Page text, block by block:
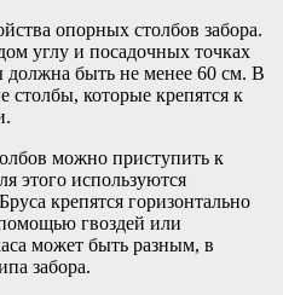
опорных столбов забора.
углу и посадочных точках
должна быть не менее 60 см. В
столбы, которые крепятся к
можно приступить к
этого используются
крепятся горизонтально
гвоздей или
может быть разным, в
забора.